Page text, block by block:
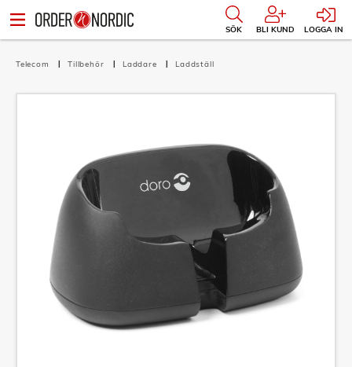
SÖK BLI KUND LOGGA IN
Telecom Tillbehör Laddare Laddställ